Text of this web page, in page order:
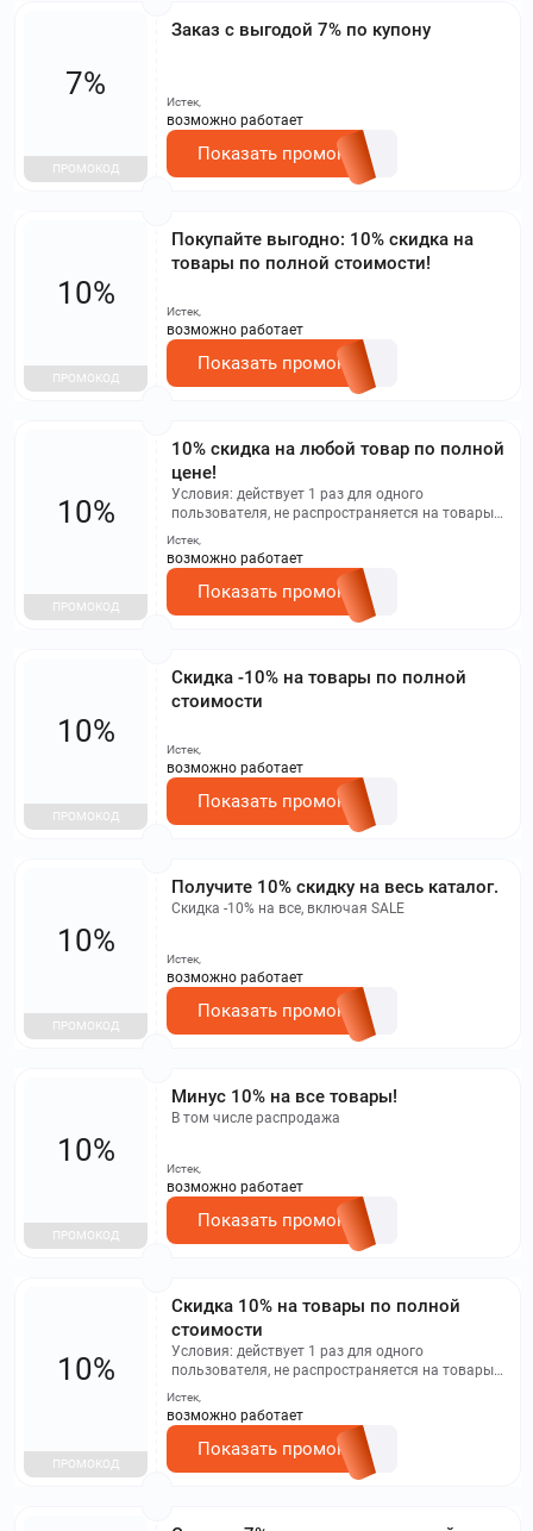
Заказ с выгодой 7% по купону
7%
ПРОМОКОД
Истек,
возможно работает
Показать промокод
Покупайте выгодно: 10% скидка на
товары по полной стоимости!
10%
ПРОМОКОД
Истек,
возможно работает
Показать промокод
10% скидка на любой товар по полной
цене!
Условия: действует 1 раз для одного
пользователя, не распространяется на товары
со скидкой.
10%
ПРОМОКОД
Истек,
возможно работает
Показать промокод
Скидка -10% на товары по полной
стоимости
10%
ПРОМОКОД
Истек,
возможно работает
Показать промокод
Получите 10% скидку на весь каталог.
Скидка -10% на все, включая SALE
10%
ПРОМОКОД
Истек,
возможно работает
Показать промокод
Минус 10% на все товары!
В том числе распродажа
10%
ПРОМОКОД
Истек,
возможно работает
Показать промокод
Скидка 10% на товары по полной
стоимости
Условия: действует 1 раз для одного
пользователя, не распространяется на товары
со скидкой.
10%
ПРОМОКОД
Истек,
возможно работает
Показать промокод